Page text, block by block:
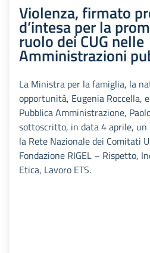
Violenza, firmato
d’intesa per la
ruolo dei CUG nelle
Amministrazioni
La Ministra per la famiglia, la
opportunità, Eugenia Roccella,
Pubblica Amministrazione,
sottoscritto, in data 4 aprile, un
la Rete Nazionale dei Comitati
Fondazione RIGEL – Rispetto,
Etica, Lavoro ETS.